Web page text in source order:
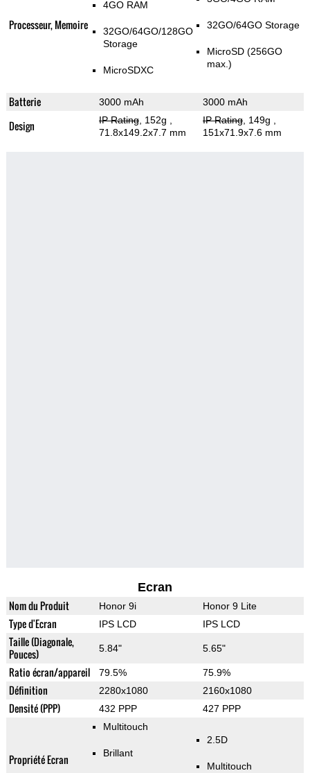
Processeur, Memoire
4GO RAM
32GO/64GO/128GO
Storage
MicroSDXC
32GO/64GO Storage
MicroSD (256GO
max.)
Batterie 3000 mAh 3000 mAh
Design IP Rating, 152g
71.8x149.2x7.7 mm
IP Rating, 149g
151x71.9x7.6 mm
Ecran
Nom du Produit Honor 9i Honor 9 Lite
Type d'Ecran IPS LCD IPS LCD
Taille (Diagonale,
Pouces)
5.84" 5.65"
Ratio écran/appareil 79.5% 75.9%
Définition 2280x1080 2160x1080
Densité (PPP) 432 PPP 427 PPP
Propriété Ecran
Multitouch
Brillant
2.5D
Multitouch